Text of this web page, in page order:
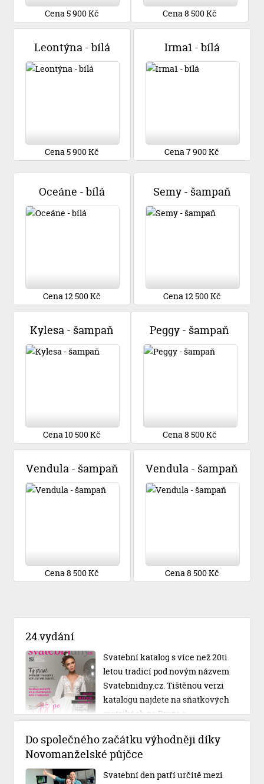
Cena 5 900 Kč Cena 8 500 Kč
Leontýna - bílá
Cena 5 900 Kč
Irma1 - bílá
Cena 7 900 Kč
Oceáne - bílá
Cena 12 500 Kč
Semy - šampaň
Cena 12 500 Kč
Kylesa - šampaň
Cena 10 500 Kč
Peggy - šampaň
Cena 8 500 Kč
Vendula - šampaň
Cena 8 500 Kč
Vendula - šampaň
Cena 8 500 Kč
24.vydání
Svatební katalog s více než 20ti
letou tradicí pod novým názvem
Svatebnidny.cz. Tištěnou verzi
katalogu najdete na sňatkových
matrikách po Praze a
Do společného začátku výhodněji díky
Novomanželské půjčce
Svatební den patří určitě mezi